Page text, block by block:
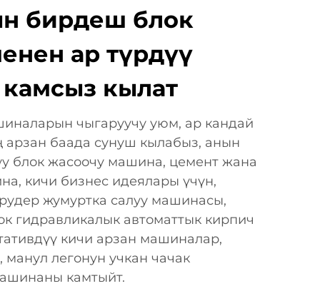
бирдеш блок
ар түрдүү
кылат
чыгаруучу уюм, ар кандай
баада сунуш кылабыз, анын
блок жасоочу машина, цемент жана
кичи бизнес идеялары үчүн,
жумуртка салуу машинасы,
гидравликалык автоматтык кирпич
кичи арзан машиналар,
манул легонун учкан чачак
камтыйт.